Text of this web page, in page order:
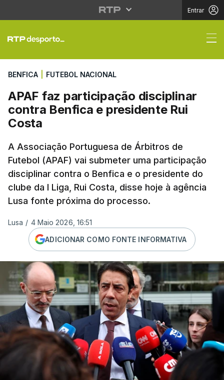
Entrar
APAF faz
BENFICA FUTEBOL NACIONAL
APAF faz participação disciplinar
contra Benfica e presidente Rui
Costa
A Associação Portuguesa de Árbitros de
Futebol (APAF) vai submeter uma participação
disciplinar contra o Benfica e o presidente do
clube da I Liga, Rui Costa, disse hoje à agência
Lusa fonte próxima do processo.
Lusa / 4 Maio 2026, 16:51
ADICIONAR COMO FONTE INFORMATIVA